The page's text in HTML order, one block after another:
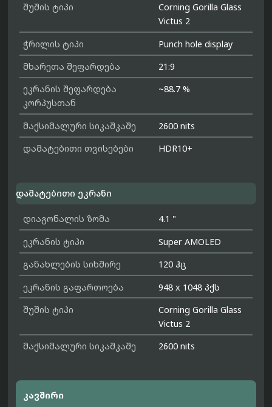
შუშის ტიპი
Corning Gorilla Glass
Victus 2
ჭრილის ტიპი
Punch hole display
მხარეთა შეფარდება
21:9
ეკრანის შეფარდება
კორპუსთან
~88.7 %
მაქსიმალური სიკაშკაშე
2600 nits
დამატებითი თვისებები
HDR10+
დამატებითი ეკრანი
დიაგონალის ზომა
4.1 "
ეკრანის ტიპი
Super AMOLED
განახლების სიხშირე
120 ჰც
ეკრანის გაფართოება
948 x 1048 პქს
შუშის ტიპი
Corning Gorilla Glass
Victus 2
მაქსიმალური სიკაშკაშე
2600 nits
კავშირი